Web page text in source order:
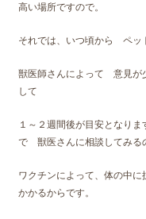
高い場所ですので。
それでは、いつ頃から ペッ
獣医師さんによって 意見が
して
１～２週間後が目安となり
で 獣医さんに相談してみる
ワクチンによって、体の中
かかるからです。